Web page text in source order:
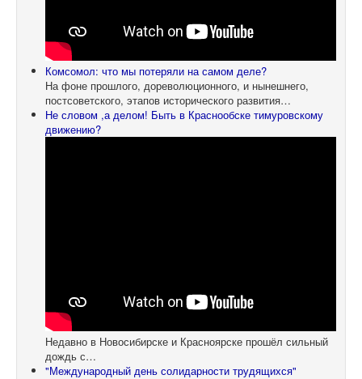
Комсомол: что мы потеряли на самом деле?
На фоне прошлого, дореволюционного, и нынешнего,
постсоветского, этапов исторического развития…
Не словом ,а делом! Быть в Краснообске тимуровскому
движению?
Недавно в Новосибирске и Красноярске прошёл сильный
дождь с…
"Международный день солидарности трудящихся"